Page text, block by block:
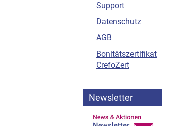
Support
Datenschutz
AGB
Bonitätszertifikat
CrefoZert
Newsletter